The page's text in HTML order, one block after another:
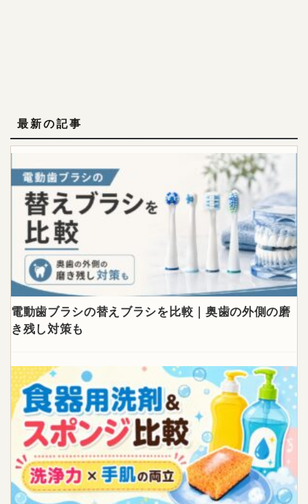
最新の記事
電動歯ブラシの替えブラシを比較｜奥歯の外側の磨
き残し対策も